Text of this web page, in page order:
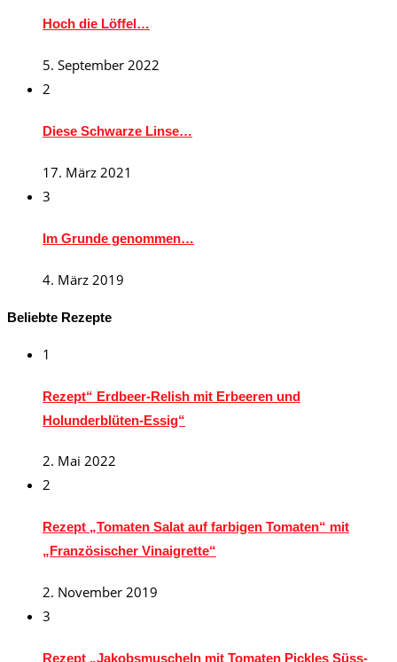
Hoch die Löffel…
5. September 2022
2
Diese Schwarze Linse…
17. März 2021
3
Im Grunde genommen…
4. März 2019
Beliebte Rezepte
1
Rezept“ Erdbeer-Relish mit Erbeeren und
Holunderblüten-Essig“
2. Mai 2022
2
Rezept „Tomaten Salat auf farbigen Tomaten“ mit
„Französischer Vinaigrette“
2. November 2019
3
Rezept „Jakobsmuscheln mit Tomaten Pickles Süss-